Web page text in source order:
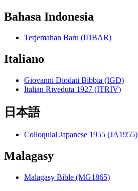
Bahasa Indonesia
Terjemahan Baru (IDBAR)
Italiano
Giovanni Diodati Bibbia (IGD)
Italian Riveduta 1927 (ITRIV)
日本語
Colloquial Japanese 1955 (JA1955)
Malagasy
Malagasy Bible (MG1865)